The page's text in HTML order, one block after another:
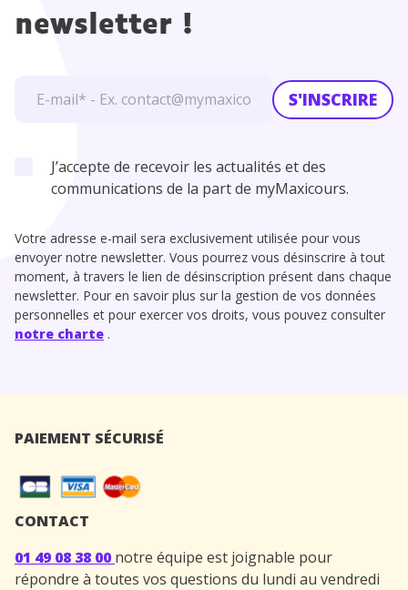
newsletter !
S'INSCRIRE
J’accepte de recevoir les actualités et des
communications de la part de myMaxicours.
Votre adresse e-mail sera exclusivement utilisée pour vous
envoyer notre newsletter. Vous pourrez vous désinscrire à tout
moment, à travers le lien de désinscription présent dans chaque
newsletter. Pour en savoir plus sur la gestion de vos données
personnelles et pour exercer vos droits, vous pouvez consulter
notre charte .
PAIEMENT SÉCURISÉ
CONTACT
01 49 08 38 00 notre équipe est joignable pour
répondre à toutes vos questions du lundi au vendredi